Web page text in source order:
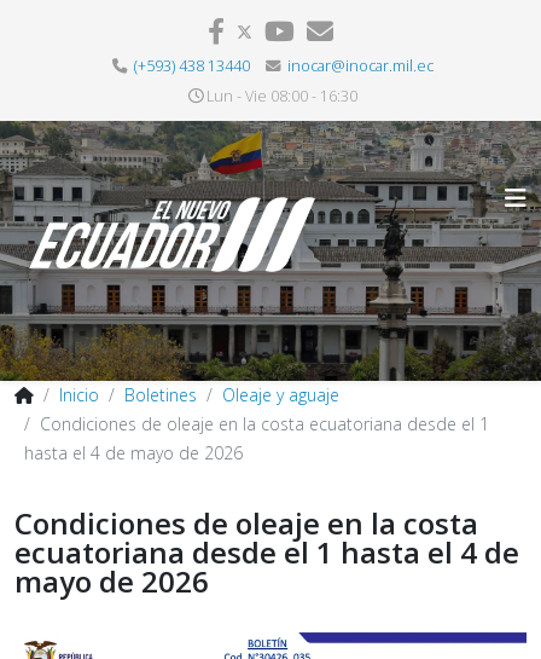
(+593) 438 13440
inocar@inocar.mil.ec
Lun - Vie 08:00 - 16:30
Inicio Boletines
Oleaje y aguaje
Condiciones de oleaje en la costa ecuatoriana desde el 1
hasta el 4 de mayo de 2026
Condiciones de oleaje en la costa
ecuatoriana desde el 1 hasta el 4 de
mayo de 2026